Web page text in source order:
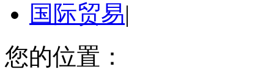
国际贸易|
您的位置：